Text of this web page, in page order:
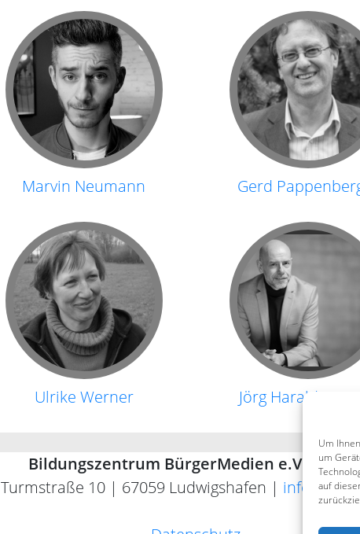
Um
um
auf
Marvin Neumann Gerd
Ulrike Werner Jörg Harald
Bildungszentrum BürgerMedien e.V.
Turmstraße 10 | 67059 Ludwigshafen | info@bz-